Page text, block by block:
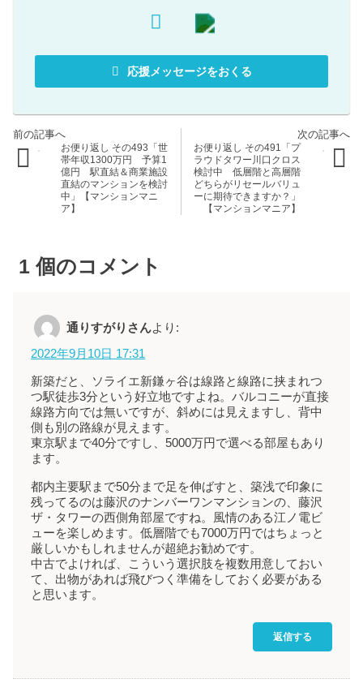
応援メッセージをおくる
お便り返し その493「世
帯年収1300万円 予算1
億円 駅直結＆商業施設
直結のマンションを検討
中」【マンションマニ
ア】
お便り返し その491「プ
ラウドタワー川口クロス
検討中 低層階と高層階
どちらがリセールバリュ
ーに期待できますか？」
【マンションマニア】
1 個のコメント
通りすがりさんより:
2022年9月10日 17:31
新築だと、ソライエ新鎌ヶ谷は線路と線路に挟まれつ
つ駅徒歩3分という好立地ですよね。バルコニーが直接
線路方向では無いですが、斜めには見えますし、背中
側も別の路線が見えます。
東京駅まで40分ですし、5000万円で選べる部屋もあり
ます。
都内主要駅まで50分まで足を伸ばすと、築浅で印象に
残ってるのは藤沢のナンバーワンマンションの、藤沢
ザ・タワーの西側角部屋ですね。風情のある江ノ電ビ
ューを楽しめます。低層階でも7000万円ではちょっと
厳しいかもしれませんが超絶お勧めです。
中古でよければ、こういう選択肢を複数用意しておい
て、出物があれば飛びつく準備をしておく必要がある
と思います。
返信する